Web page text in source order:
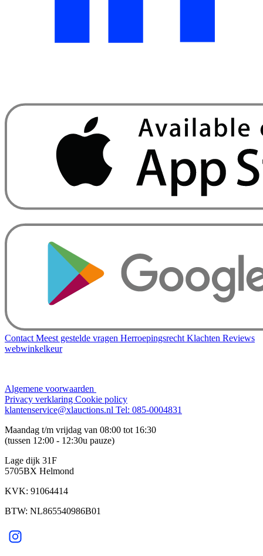
Contact Meest gestelde vragen Herroepingsrecht Klachten Reviews
webwinkelkeur
Algemene voorwaarden
Privacy verklaring Cookie policy
klantenservice@xlauctions.nl Tel: 085-0004831
Maandag t/m vrijdag van 08:00 tot 16:30
(tussen 12:00 - 12:30u pauze)
Lage dijk 31F
5705BX Helmond
KVK: 91064414
BTW: NL865540986B01